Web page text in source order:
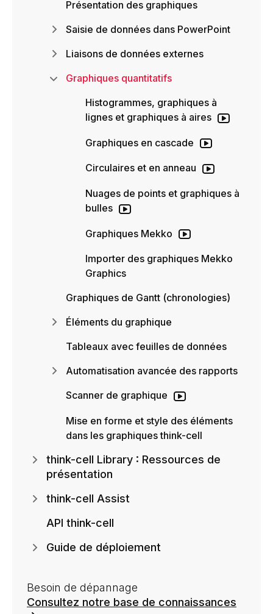
Présentation des graphiques
Saisie de données dans PowerPoint
Liaisons de données externes
Graphiques quantitatifs
Histogrammes, graphiques à
lignes et graphiques à aires
Graphiques en cascade
Circulaires et en anneau
Nuages de points et graphiques à
bulles
Graphiques Mekko
Importer des graphiques Mekko
Graphics
Graphiques de Gantt (chronologies)
Éléments du graphique
Tableaux avec feuilles de données
Automatisation avancée des rapports
Scanner de graphique
Mise en forme et style des éléments
dans les graphiques think-cell
think-cell Library : Ressources de
présentation
think-cell Assist
API think-cell
Guide de déploiement
Besoin de dépannage
Consultez notre base de connaissances